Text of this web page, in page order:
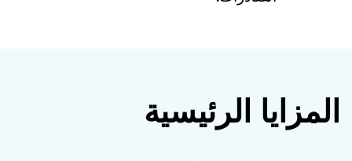
المزايا الرئيسية